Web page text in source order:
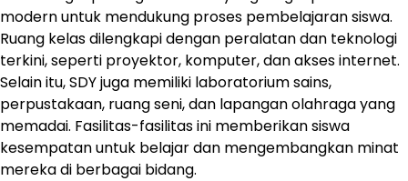
modern untuk mendukung proses pembelajaran siswa.
Ruang kelas dilengkapi dengan peralatan dan teknologi
terkini, seperti proyektor, komputer, dan akses internet.
Selain itu, SDY juga memiliki laboratorium sains,
perpustakaan, ruang seni, dan lapangan olahraga yang
memadai. Fasilitas-fasilitas ini memberikan siswa
kesempatan untuk belajar dan mengembangkan minat
mereka di berbagai bidang.